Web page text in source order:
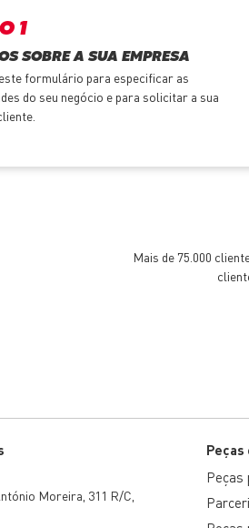
1
SOBRE A SUA EMPRESA
formulário para especificar as
do seu negócio e para solicitar a sua
Mais de 75.000
Moreira, 311 R/C,
Peças